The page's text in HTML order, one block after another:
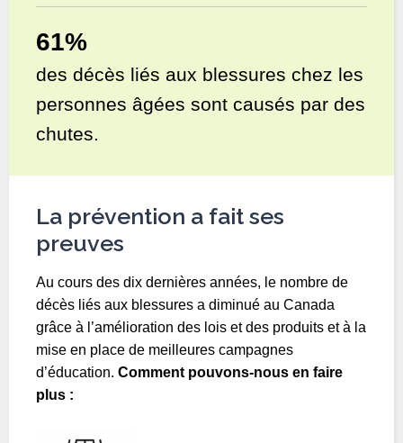
61%
des décès liés aux blessures chez les
personnes âgées sont causés par des
chutes.
La prévention a fait ses
preuves
Au cours des dix dernières années, le nombre de
décès liés aux blessures a diminué au Canada
grâce à l’amélioration des lois et des produits et à la
mise en place de meilleures campagnes
d’éducation. Comment pouvons-nous en faire
plus :